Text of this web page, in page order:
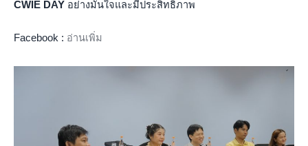
CWIE DAY อย่างมั่นใจและมีประสิทธิภาพ
Facebook : อ่านเพิ่ม